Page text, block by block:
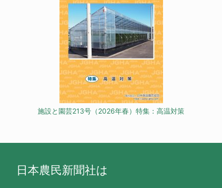
施設と園芸213号（2026年春）特集：高温対策
日本農民新聞社は